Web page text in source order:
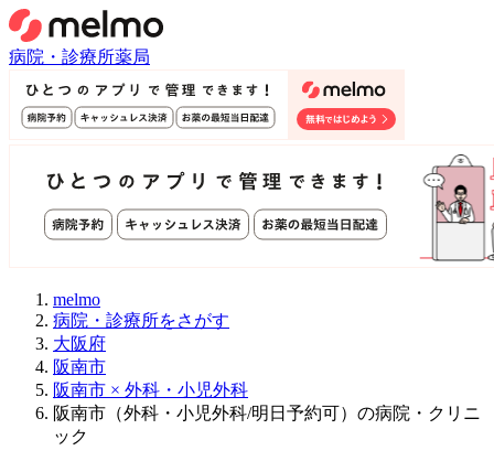
病院・診療所薬局
melmo
病院・診療所をさがす
大阪府
阪南市
阪南市 × 外科・小児外科
阪南市（外科・小児外科/明日予約可）の病院・クリニ
ック